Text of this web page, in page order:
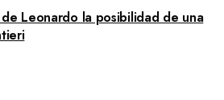
Leonardo la posibilidad de una